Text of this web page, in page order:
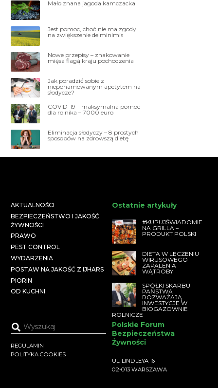
Mało znana jagoda kamczacka
Jest pomoc, choć nie ma zgody
na zwiększenie de minimis
Nowe przepisy – znakowanie
mięsa flagą kraju pochodzenia
Jak poradzić sobie z
niepohamowanym apetytem na
słodycze?
COVID-19 – maksymalna pomoc
dla rolnika – 7000 euro
Eliminacja słodyczy – 8 prostych
sposobów na zdrowszą dietę
AKTUALNOŚCI
BEZPIECZEŃSTWO I JAKOŚĆ
ŻYWNOŚCI
PRAWO
PEST CONTROL
WYDARZENIA
POSTAW NA JAKOŚĆ Z IJHARS
PIORIN
OD KUCHNI
Ostatnie artykuły
#KUPUJŚWIADOMIE
NA GRILLA –
PRODUKT POLSKI
DIETA W LECZENIU
WIRUSOWEGO
ZAPALENIA
WĄTROBY
SPÓŁKI SKARBU
PAŃSTWA
ROZWAŻAJĄ
INWESTYCJE W
BIOGAZOWNIE
ROLNICZE
REGULAMIN
POLITYKA COOKIES
Polskie Forum
Bezpieczeństwa
Żywności
UL. LINDLEYA 16
02-013 WARSZAWA